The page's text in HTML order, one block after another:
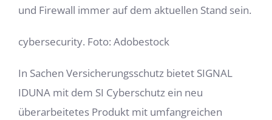
und Firewall immer auf dem aktuellen Stand sein.
cybersecurity. Foto: Adobestock
In Sachen Versicherungsschutz bietet SIGNAL
IDUNA mit dem SI Cyberschutz ein neu
überarbeitetes Produkt mit umfangreichen